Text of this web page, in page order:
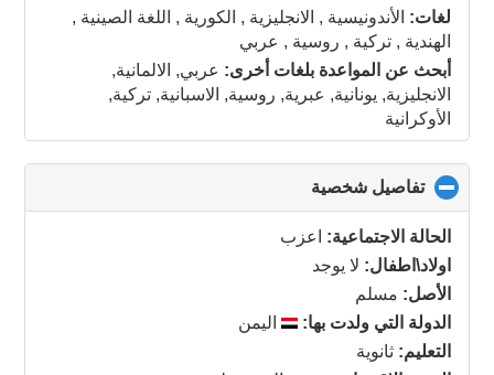
collapse
contents
لغات: الأندونيسية , الانجليزية , الكورية , اللغة الصينية ,
الهندية , تركية , روسية , عربي
أبحث عن المواعدة بلغات أخرى: عربي, الالمانية,
الانجليزية, يونانية, عبرية, روسية, الاسبانية, تركية,
الأوكرانية
تفاصيل شخصية
to
collapse
contents
الحالة الاجتماعية:
اعزب
اولاد\اطفال: لا يوجد
الأصل: مسلم
الدولة التي ولدت بها:
اليمن
التعليم: ثانوية